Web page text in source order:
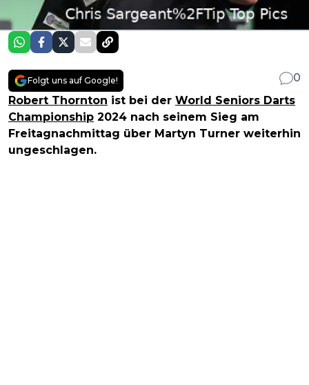
Folgt uns auf Google!
0
Robert Thornton ist bei der World Seniors Darts
Championship 2024 nach seinem Sieg am
Freitagnachmittag über Martyn Turner weiterhin
ungeschlagen.